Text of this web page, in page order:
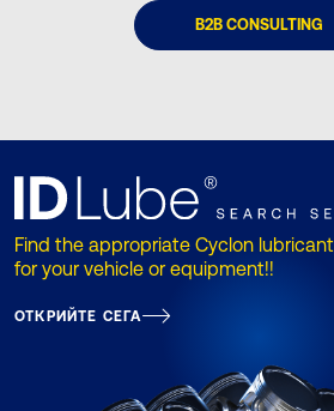
B2B CONSULTING
Find the appropriate Cyclon lubricant
for your vehicle or equipment!!
ОТКРИЙТЕ СЕГА